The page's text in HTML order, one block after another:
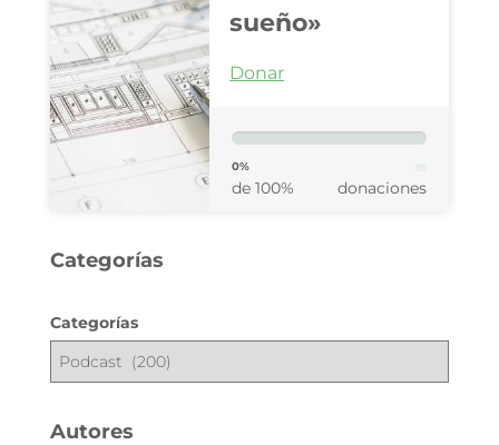
sueño»
Donar
0%
de 100% donaciones
Categorías
Categorías
Autores